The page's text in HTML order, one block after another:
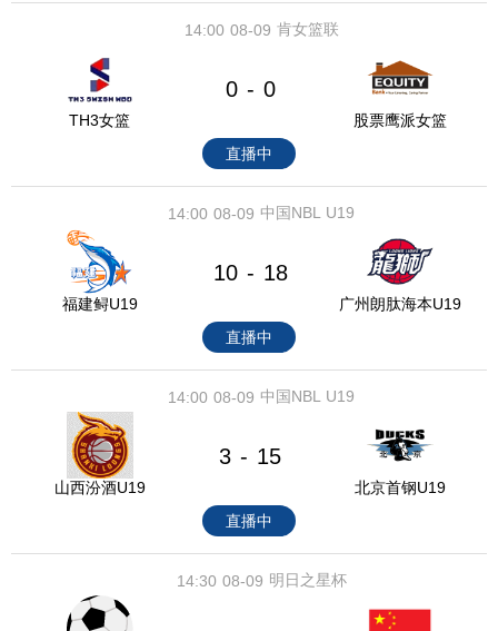
08-09
14:00 肯女篮联
TH3女篮
0 - 0
股票鹰派女篮
直播中
08-09
14:00 中国NBL U19
福建鲟U19
10 - 18
广州朗肽海本U19
直播中
08-09
14:00 中国NBL U19
山西汾酒U19
3 - 15
北京首钢U19
直播中
08-09
14:30 明日之星杯